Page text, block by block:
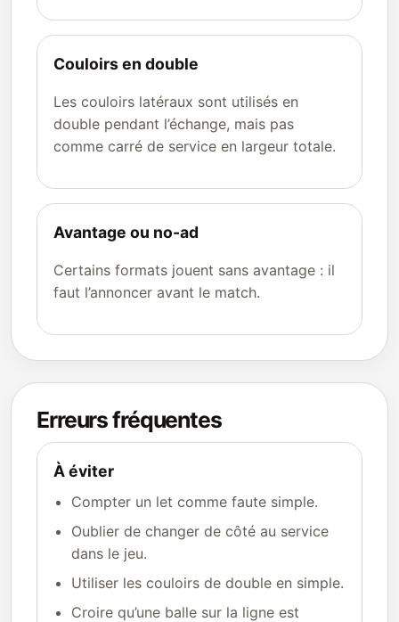
Couloirs en double
Les couloirs latéraux sont utilisés en
double pendant l’échange, mais pas
comme carré de service en largeur totale.
Avantage ou no-ad
Certains formats jouent sans avantage : il
faut l’annoncer avant le match.
Erreurs fréquentes
À éviter
Compter un let comme faute simple.
Oublier de changer de côté au service
dans le jeu.
Utiliser les couloirs de double en simple.
Croire qu’une balle sur la ligne est